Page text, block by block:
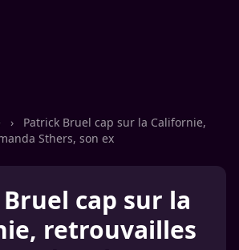
›
Patrick Bruel cap sur la Californie,
Sthers, son ex
cap sur la
retrouvailles